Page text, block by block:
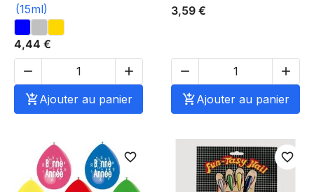
(15ml)
4,44 €


Ajouter au panier
3,59 €


Ajouter au panier
favorite_border favorite_border